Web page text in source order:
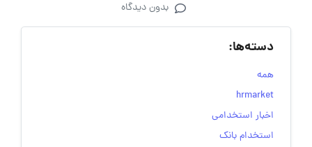
بدون دیدگاه
دسته‌ها:
همه
hrmarket
اخبار استخدامی
استخدام بانک